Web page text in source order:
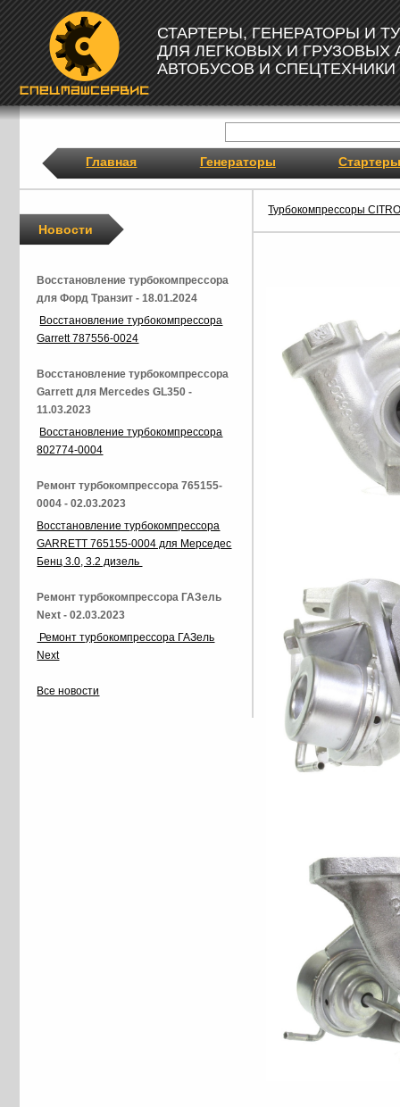
СТАРТЕРЫ, ГЕНЕРАТОРЫ И
ДЛЯ ЛЕГКОВЫХ И ГРУЗОВЫХ
АВТОБУСОВ И СПЕЦТЕХНИКИ
Главная Генераторы Стартеры
Турбокомпрессоры
Новости
Восстановление турбокомпрессора
для Форд Транзит - 18.01.2024
Восстановление турбокомпрессора
Garrett 787556-0024
Восстановление турбокомпрессора
Garrett для Mercedes GL350 -
11.03.2023
Восстановление турбокомпрессора
802774-0004
Ремонт турбокомпрессора 765155-
0004 - 02.03.2023
Восстановление турбокомпрессора
GARRETT 765155-0004 для Мерседес
Бенц 3.0, 3.2 дизель
Ремонт турбокомпрессора ГАЗель
Next - 02.03.2023
Ремонт турбокомпрессора ГАЗель
Next
Все новости